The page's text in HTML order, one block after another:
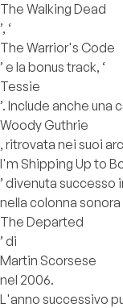
The Walking Dead
’, ‘
The Warrior's Code
’ e la bonus track, ‘
Tessie
’. Include anche
Woody Guthrie
, ritrovata nei suoi
I'm Shipping Up to
’ divenuta
nella colonna sonora
The Departed
’ di
Martin Scorsese
nel 2006.
L'anno successivo